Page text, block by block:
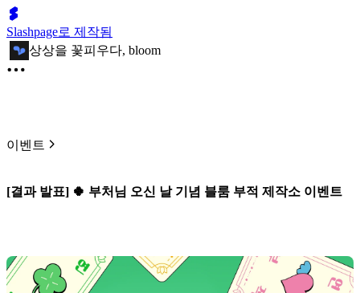
Slashpage로 제작됨
상상을 꽃피우다, bloom
이벤트
[결과 발표] 🍀 부처님 오신 날 기념 블룸 부적 제작소 이벤트